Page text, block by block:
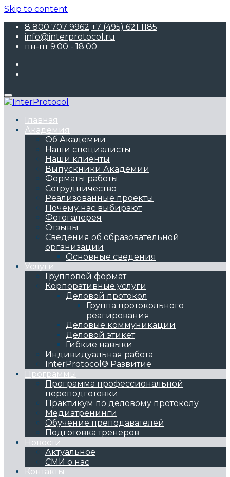
Skip to content
8 800 707 9962 +7 (495) 621 1185
info@interprotocol.ru
пн-пт 9:00 - 18:00
Главная
Академия
Об Академии
Наши специалисты
Наши клиенты
Выпускники Академии
Форматы работы
Сотрудничество
Реализованные проекты
Почему нас выбирают
Фотогалерея
Отзывы
Сведения об образовательной
организации
Основные сведения
Услуги
Групповой формат
Корпоративные услуги
Деловой протокол
Группа протокольного
реагирования
Деловые коммуникации
Деловой этикет
Гибкие навыки
Индивидуальная работа
InterProtocol® Развитие
Программы
Программа профессиональной
переподготовки
Практикум по деловому протоколу
Медиатренинги
Обучение преподавателей
Подготовка тренеров
Новости
Актуальное
СМИ о нас
Контакты